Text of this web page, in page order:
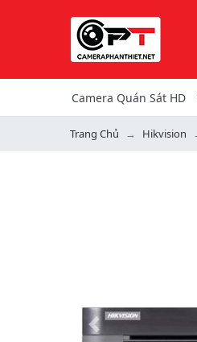
Camera Quán Sát HD
Trang Chủ Hikvision
Previous